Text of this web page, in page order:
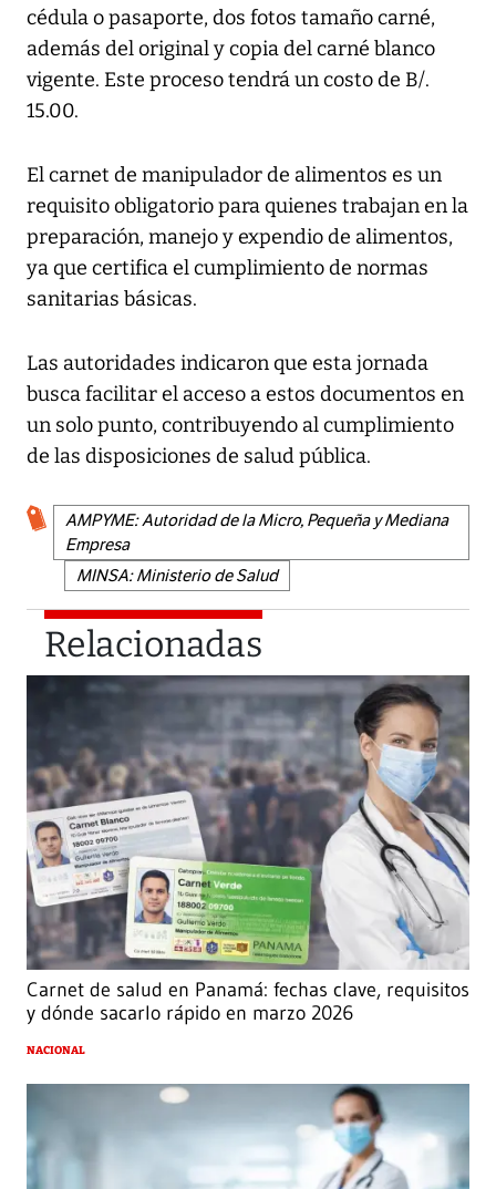
cédula o pasaporte, dos fotos tamaño carné,
además del original y copia del carné blanco
vigente. Este proceso tendrá un costo de B/.
15.00.
El carnet de manipulador de alimentos es un
requisito obligatorio para quienes trabajan en la
preparación, manejo y expendio de alimentos,
ya que certifica el cumplimiento de normas
sanitarias básicas.
Las autoridades indicaron que esta jornada
busca facilitar el acceso a estos documentos en
un solo punto, contribuyendo al cumplimiento
de las disposiciones de salud pública.
AMPYME: Autoridad de la Micro, Pequeña y Mediana
Empresa
MINSA: Ministerio de Salud
Relacionadas
Carnet de salud en Panamá: fechas clave, requisitos
y dónde sacarlo rápido en marzo 2026
NACIONAL